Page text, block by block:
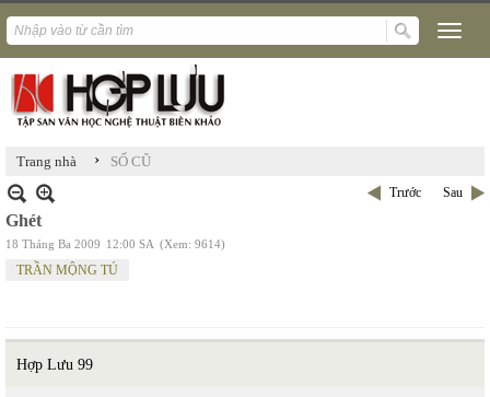
Trang nhà › SỐ CŨ
Trước Sau
Ghét
18 Tháng Ba 2009 12:00 SA (Xem: 9614)
TRẦN MỘNG TÚ
Hợp Lưu 99